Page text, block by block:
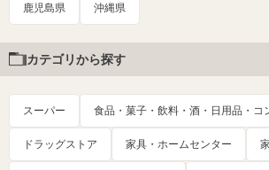
鹿児島県 沖縄県
カテゴリから探す
スーパー 食品・菓子・飲料・酒・日用品・コ
ドラッグストア 家具・ホームセンター